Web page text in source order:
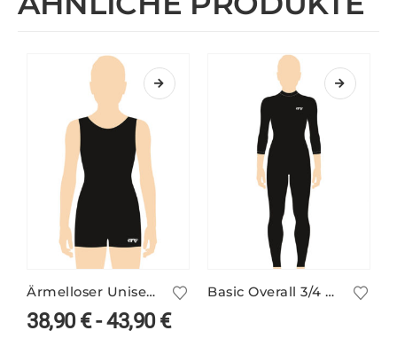
Ärmelloser Unisex Catsuit in vielen Farben
38,90€-43,90€
Basic Overall 3/4 Arm mit Stehbund